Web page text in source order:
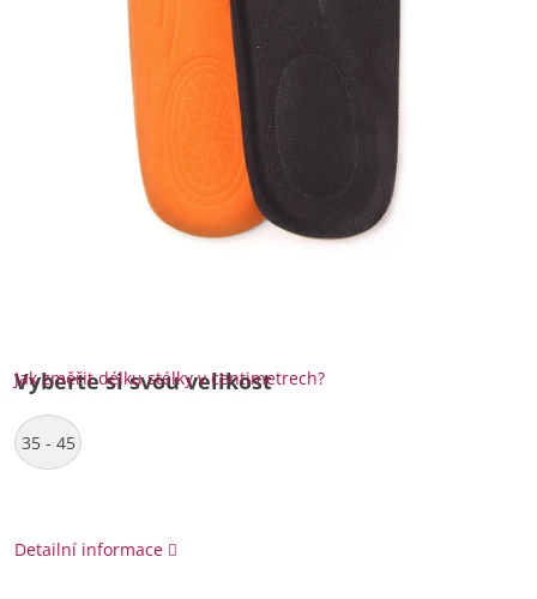
Jak změřit délku stélky v centimetrech?
Vyberte si svou velikost
35 - 45
Detailní informace